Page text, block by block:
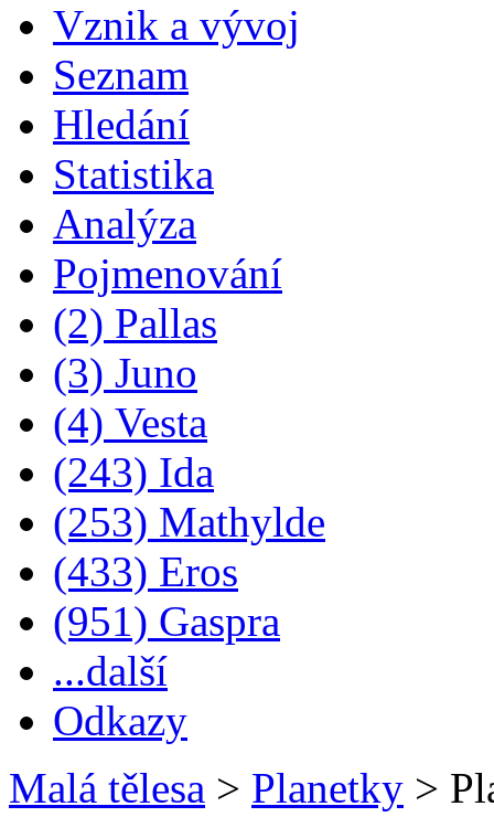
Vznik a vývoj
Seznam
Hledání
Statistika
Analýza
Pojmenování
(2) Pallas
(3) Juno
(4) Vesta
(243) Ida
(253) Mathylde
(433) Eros
(951) Gaspra
...další
Odkazy
Malá tělesa > Planetky >